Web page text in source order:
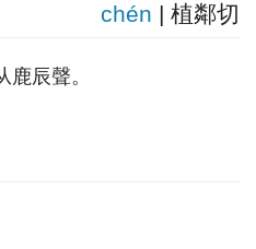
chén | 植鄰切
鹿辰聲。